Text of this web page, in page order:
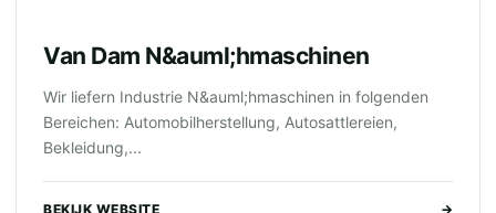
Van Dam N&auml;hmaschinen
Wir liefern Industrie N&auml;hmaschinen in folgenden
Bereichen: Automobilherstellung, Autosattlereien,
Bekleidung,...
BEKIJK WEBSITE →